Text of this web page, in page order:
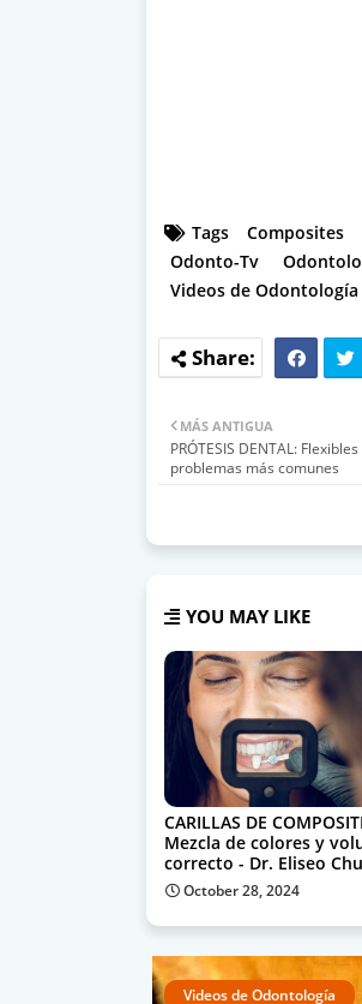
Tags Composites
Odonto-Tv
Videos de Odontología
MÁS ANTIGUA
PRÓTESIS DENTAL:
problemas más comunes
YOU MAY LIKE
CARILLAS DE
Mezcla de colores y
correcto - Dr. Eliseo
October 28, 2024
Videos de Odontología